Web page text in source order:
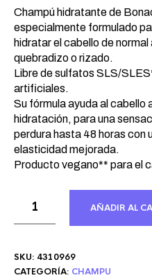
Champú hidratante de
especialmente formulado
hidratar el cabello de
quebradizo o rizado.
Libre de sulfatos SLS/
artificiales.
Su fórmula ayuda al cabello
hidratación, para una
perdura hasta 48 horas con
elasticidad mejorada.
Producto vegano** para el
AÑADIR AL
SKU: 4310969
CATEGORÍA: CHAMPU